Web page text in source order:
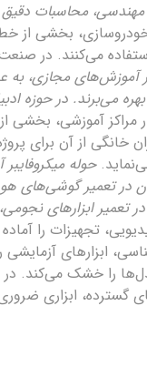
مهندسی، محاسبات
اصلی در کارگاه‌های
می‌کنند. در
آبگیر58*78 ترتل اصلی در
بهره می‌برند. در
آبگیر58*78 ترتل
در تعمیر گوشی‌های
تعمیر ابزارهای
تجهیزات را
ابزارهای
مدل‌ها را خشک
گسترده، ابزاری